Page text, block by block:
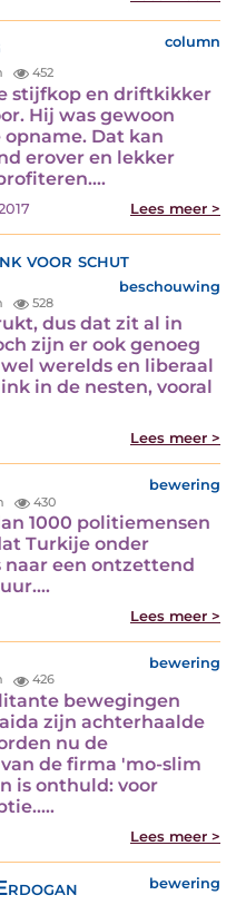
column
452
stijfkop en driftkikker
Hij was gewoon
Dat kan
erover en lekker
Lees meer >
voor schut
beschouwing
528
dus dat zit al in
zijn er ook genoeg
werelds en liberaal
in de nesten, vooral
Lees meer >
bewering
430
1000 politiemensen
Turkije onder
naar een ontzettend
Lees meer >
bewering
426
bewegingen
zijn achterhaalde
nu de
de firma 'mo-slim
is onthuld: voor
Lees meer >
bewering